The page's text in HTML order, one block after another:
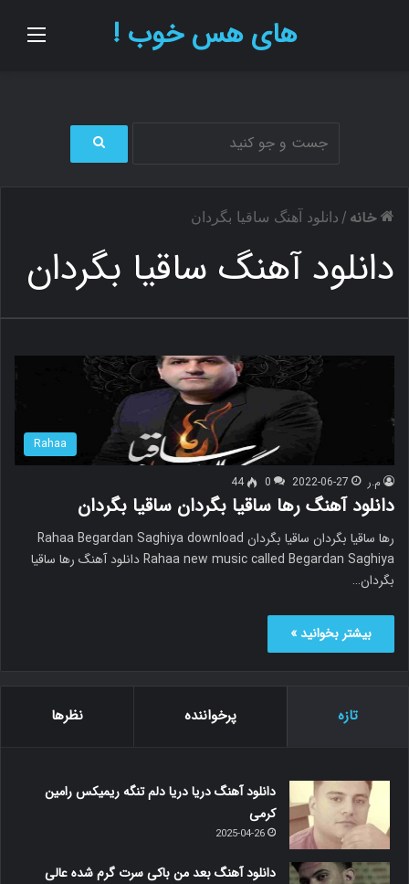
های هس خوب !
ج
ب
ر
ی
خانه / دانلود آهنگ ساقیا بگردان
دانلود آهنگ ساقیا بگردان
Rahaa
م.ر 2022-06-27
0
44
دانلود آهنگ رها ساقیا بگردان ساقیا بگردان
رها ساقیا بگردان ساقیا بگردان Rahaa Begardan Saghiya download
Rahaa new music called Begardan Saghiya دانلود آهنگ رها ساقیا
بگردان…
بیشتر بخوانید »
تازه پرخواننده نظرها
دانلود آهنگ دریا دریا دلم تنگه ریمیکس رامین
کرمی
2025-04-26
دانلود آهنگ بعد من باکی سرت گرم شده عالی